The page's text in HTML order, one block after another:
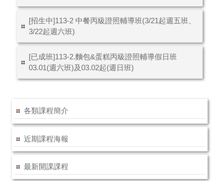
[招生中]113-2 中餐丙級證照輔導班(3/21起週五班、
3/22起週六班)
[已成班]113-2.麵包&蛋糕丙級證照輔導假日班
03.01(週六班)及03.02起(週日班)
各類課程簡介
近期課程海報
最新開課課程